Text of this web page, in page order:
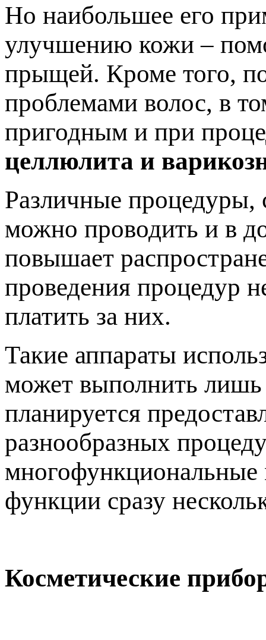
Но наибольшее его
улучшению кожи –
прыщей. Кроме того,
проблемами волос, в
пригодным и при
целлюлита и
Различные процедуры,
можно проводить и в
повышает
проведения процедур
платить за них.
Такие аппараты
может выполнить
планируется
разнообразных
многофункциональные
функции сразу
Косметические